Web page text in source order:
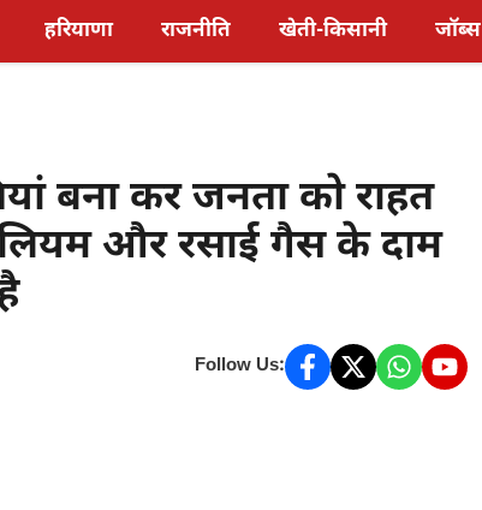
हरियाणा राजनीति खेती-किसानी जॉब्स
बना कर जनता को राहत
और रसाई गैस के दाम
Follow Us: